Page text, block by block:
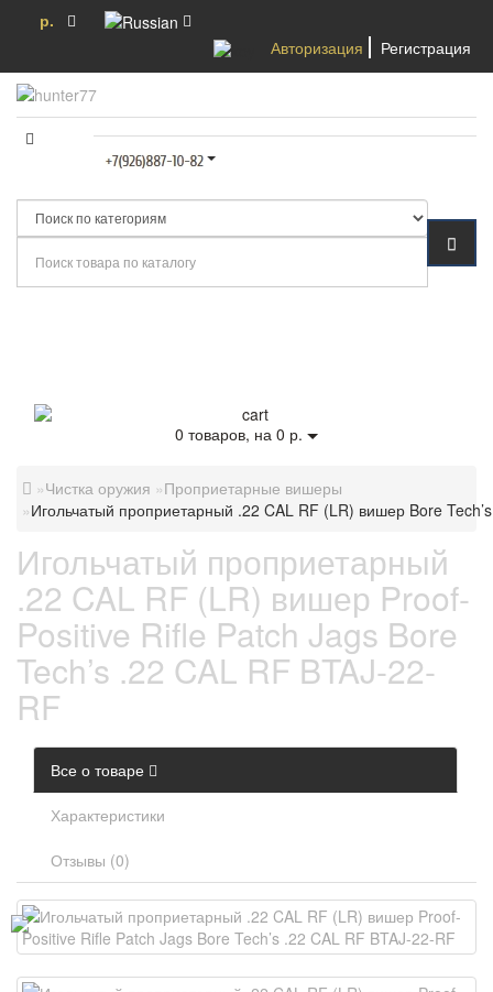
р.
Авторизация
Регистрация
0 товаров, на 0 р.
Чистка оружия
Проприетарные вишеры
Игольчатый проприетарный .22 CAL RF (LR) вишер Bore Tech’s
Игольчатый проприетарный
.22 CAL RF (LR) вишер Proof-
Positive Rifle Patch Jags Bore
Tech’s .22 CAL RF BTAJ-22-
RF
Все о товаре
Характеристики
Отзывы (0)